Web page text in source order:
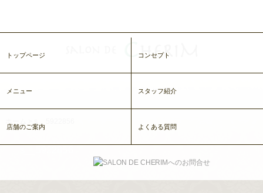
トップページ コンセプト
メニュー スタッフ紹介
店舗のご案内 よくある質問
ホーム s__5922856